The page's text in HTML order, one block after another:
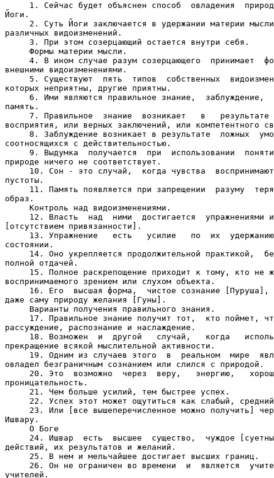
1. Сейчас будет объяснен способ  овладения
Йоги.
2. Суть Йоги заключается в удержании материи
различных видоизменений.
     3. При этом созерцающий остается внутри себя.
     Формы материи мысли.
4. В ином случае разум созерцающего  принимает
внешними видоизменениями.
5. Существуют  пять  типов  собственных
которых неприятны, другие приятны.
6. Ими являются правильное знание,  заблуждение,
память.
7. Правильное  знание  возникает   в   результате
восприятия, или верных заключений, или компетентного
8. Заблуждение возникает в результате  ложных
соотносящихся с действительностью.
9. Выдумка  получается  при  использовании
природе ничего не соответствует.
10. Сон - это случай,  когда чувства
пустоты.
11. Память появляется при запрещении  разуму
образ.
     Контроль над видоизменениями.
12. Власть  над  ними  достигается  упражнениями
[отсутствием привязанности].
13. Упражнение   есть   усилие   по  их
состоянии.
14. Оно укрепляется продолжительной практикой,
полной отдачей.
15. Полное раскрепощение приходит к тому, кто не
воспринимаемого зрением или слухом объекта.
16. Его  высшая форма,  чистое сознание [Пуруша],
даже саму природу желания [Гуны].
     Варианты получения правильного знания.
17. Правильное знание получит тот,  кто поймет,
рассуждение, распознание и наслаждение.
18. Возможен  и  другой   случай,   когда
прекращение всякой мыслительной активности.
19. Одним из случаев этого  в  реальном  мире
овладел безграничным сознанием или слился с природой.
20. Это  возможно  через  веру,   энергию,
проницательность.
     21. Чем больше усилий, тем быстрее успех.
22. Успех этот может ощутиться как слабый,
23. Или [все вышеперечисленное можно получить]
Ишвару.
     О Боге
24. Ишвар  есть  высшее  существо,  чуждое
действий, их результатов и желаний.
     25. В нем и мельчайшее достигает высших границ.
26. Он не ограничен во времени  и  является
учителей.